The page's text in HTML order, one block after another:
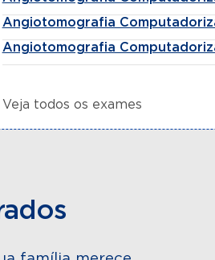
Angiotomografia
Angiotomografia
Veja todos os exames